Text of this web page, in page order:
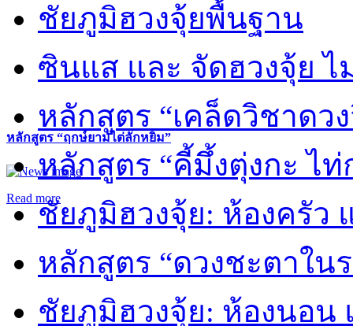
หลักสูตร “ฤกษ์ยามไต่ลักหยิ่ม”
Read more
ชัยภูมิฮวงจุ้ยพื้นฐาน
ซินแส และ จัดฮวงจุ้ย ไ
หลักสูตร “เคล็ดวิชาดว
หลักสูตร “คี้มึ้งตุ่งกะ ไ
ชัยภูมิฮวงจุ้ย: ห้องครัว
หลักสูตร “ดวงชะตาใน
ชัยภูมิฮวงจุ้ย: ห้องนอน